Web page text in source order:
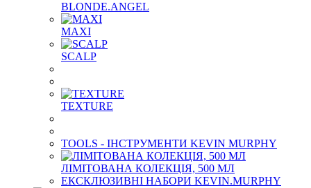
BLONDE.ANGEL
MAXI
SCALP
TEXTURE
TOOLS - ІНСТРУМЕНТИ KEVIN MURPHY
ЛІМІТОВАНА КОЛЕКЦІЯ, 500 МЛ
ЕКСКЛЮЗИВНІ НАБОРИ KEVIN.MURPHY